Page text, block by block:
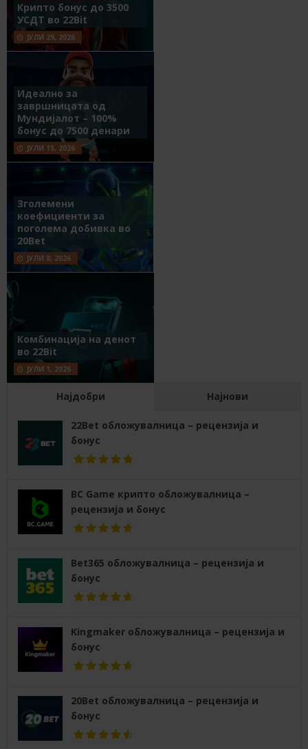
Крипто бонус до 3500
УСДТ во 22Bit
ЈУЛИ 29, 2026
Идеално за
завршницата од
Мундијалот – 100%
бонус до 7500 денари
ЈУЛИ 15, 2026
Зголемени
коефициенти за
поголема добивка во
20Bet
ЈУЛИ 8, 2026
Комбинација на денот
во 22Bit
ЈУЛИ 1, 2026
Најдобри Најнови
22Bet обложувалница – рецензија и
бонус
BC Game крипто обложувалница –
рецензија и бонус
Bet365 обложувалница – рецензија и
бонус
Kingmaker обложувалница – рецензија и
бонус
20Bet обложувалница – рецензија и
бонус